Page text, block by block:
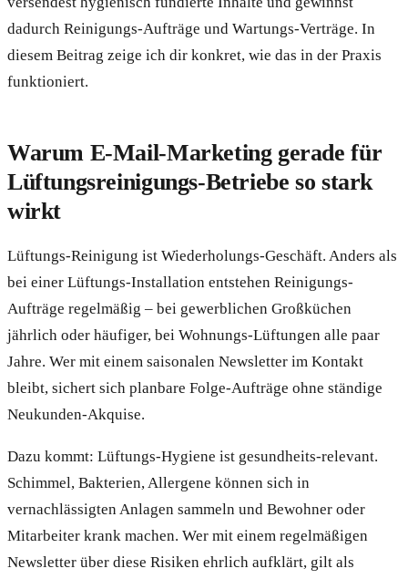
dadurch Reinigungs-Aufträge und Wartungs-Verträge. In
diesem Beitrag zeige ich dir konkret, wie das in der Praxis
funktioniert.
Warum E-Mail-Marketing gerade für
Lüftungsreinigungs-Betriebe so stark
wirkt
Lüftungs-Reinigung ist Wiederholungs-Geschäft. Anders als
bei einer Lüftungs-Installation entstehen Reinigungs-
Aufträge regelmäßig – bei gewerblichen Großküchen
jährlich oder häufiger, bei Wohnungs-Lüftungen alle paar
Jahre. Wer mit einem saisonalen Newsletter im Kontakt
bleibt, sichert sich planbare Folge-Aufträge ohne ständige
Neukunden-Akquise.
Dazu kommt: Lüftungs-Hygiene ist gesundheits-relevant.
Schimmel, Bakterien, Allergene können sich in
vernachlässigten Anlagen sammeln und Bewohner oder
Mitarbeiter krank machen. Wer mit einem regelmäßigen
Newsletter über diese Risiken ehrlich aufklärt, gilt als